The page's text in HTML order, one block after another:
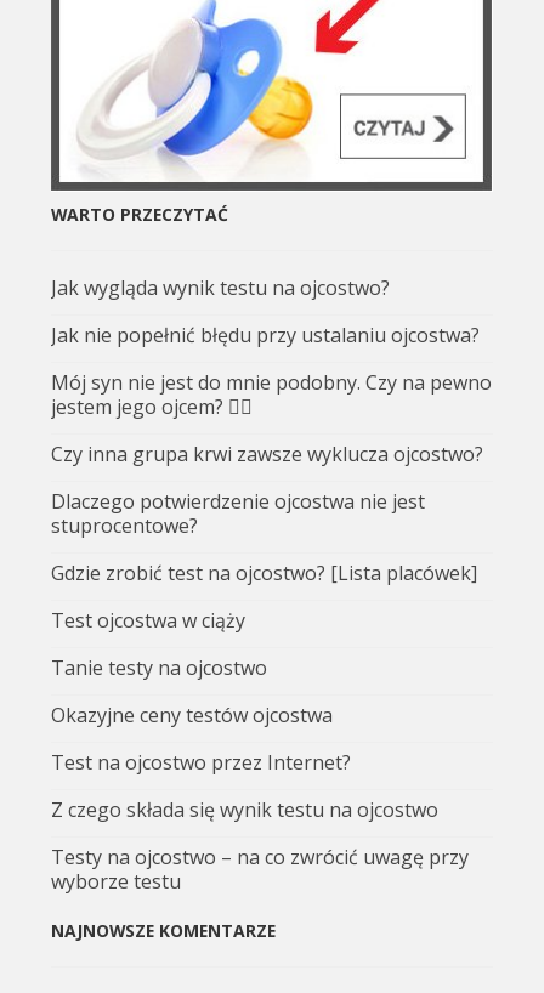
WARTO PRZECZYTAĆ
Jak wygląda wynik testu na ojcostwo?
Jak nie popełnić błędu przy ustalaniu ojcostwa?
Mój syn nie jest do mnie podobny. Czy na pewno
jestem jego ojcem? 🤷‍♂️
Czy inna grupa krwi zawsze wyklucza ojcostwo?
Dlaczego potwierdzenie ojcostwa nie jest
stuprocentowe?
Gdzie zrobić test na ojcostwo? [Lista placówek]
Test ojcostwa w ciąży
Tanie testy na ojcostwo
Okazyjne ceny testów ojcostwa
Test na ojcostwo przez Internet?
Z czego składa się wynik testu na ojcostwo
Testy na ojcostwo – na co zwrócić uwagę przy
wyborze testu
NAJNOWSZE KOMENTARZE